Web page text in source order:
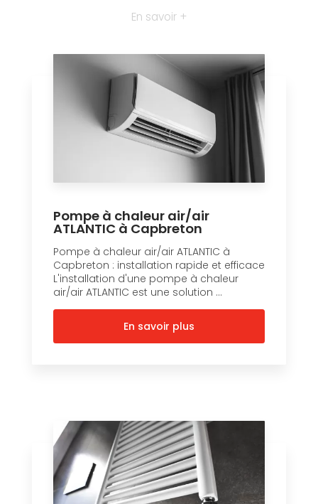
En savoir +
Pompe à chaleur air/air
ATLANTIC à Capbreton
Pompe à chaleur air/air ATLANTIC à
Capbreton : installation rapide et efficace
L'installation d'une pompe à chaleur
air/air ATLANTIC est une solution ...
En savoir plus